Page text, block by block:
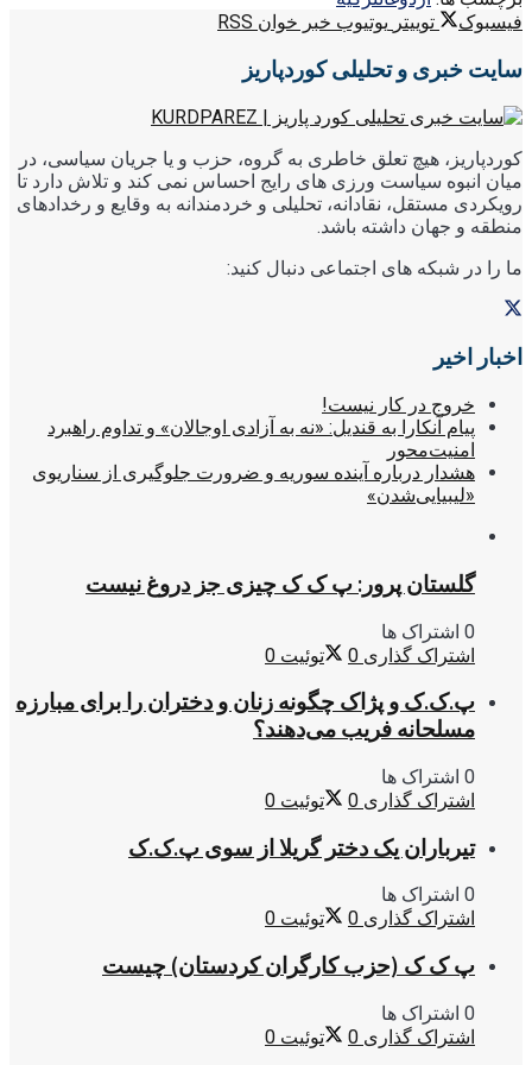
فیسبوک
توییتر یوتیوب خبر خوان RSS
سایت خبری و تحلیلی کوردپاریز
کوردپاریز، هیچ تعلق خاطری به گروه، حزب و یا جریان سیاسی، در
میان انبوه سیاست ورزی های رایج احساس نمی کند و تلاش دارد تا
رویکردی مستقل، نقادانه، تحلیلی و خردمندانه به وقایع و رخدادهای
منطقه و جهان داشته باشد.
ما را در شبکه های اجتماعی دنبال کنید:
اخبار اخیر
خروج در کار نیست!
پیام آنکارا به قندیل: «نه به آزادی اوجالان» و تداوم راهبرد
امنیت‌محور
هشدار درباره آینده سوریه و ضرورت جلوگیری از سناریوی
«لیبیایی‌شدن»
گلستان پرور: پ ک ک چیزی جز دروغ نیست
0 اشتراک ها
اشتراک گذاری 0 توئیت 0
پ.ک.ک و پژاک چگونه زنان و دختران را برای مبارزه
مسلحانه فریب می‌دهند؟
0 اشتراک ها
اشتراک گذاری 0 توئیت 0
تیرباران یک دختر گریلا از سوی پ.ک.ک
0 اشتراک ها
اشتراک گذاری 0 توئیت 0
پ ک ک (حزب کارگران کردستان) چیست
0 اشتراک ها
اشتراک گذاری 0 توئیت 0